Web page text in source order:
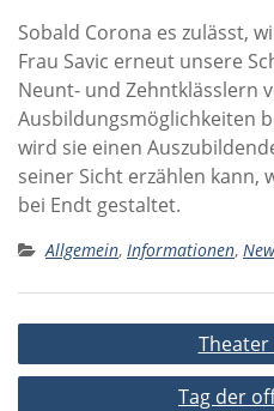
Sobald Corona es zulässt,
Frau Savic erneut unsere
Neunt- und Zehntklässlern
Ausbildungsmöglichkeiten
wird sie einen
seiner Sicht erzählen kann,
bei Endt gestaltet.
Allgemein, Informationen,
Beitragsnavigation
Tag der